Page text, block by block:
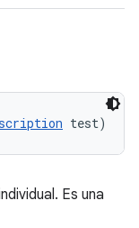
test)
Es una